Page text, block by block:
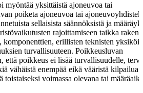
yksittäistä ajoneuvoa tai
poiketa ajoneuvoa tai
sellaisista säännöksistä ja
rajoittamiseen taikka
komponenttien, erillisten teknisten
turvallisuuteen. Poikkeusluvan
että poikkeus ei lisää turvallisuudelle,
vähäistä enempää eikä vääristä kilpailua.
voimassa olevana tai